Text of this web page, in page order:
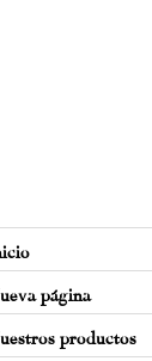
página
productos